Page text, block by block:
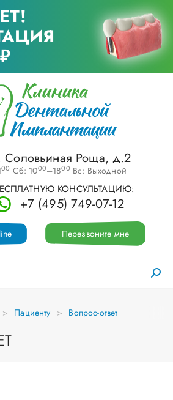
Соловьиная Роща, д.2
00 Сб: 1000–1800 Вс: Выходной
КОНСУЛЬТАЦИЮ:
+7 (495) 749-07-12
Перезвоните мне
Пациенту Вопрос-ответ